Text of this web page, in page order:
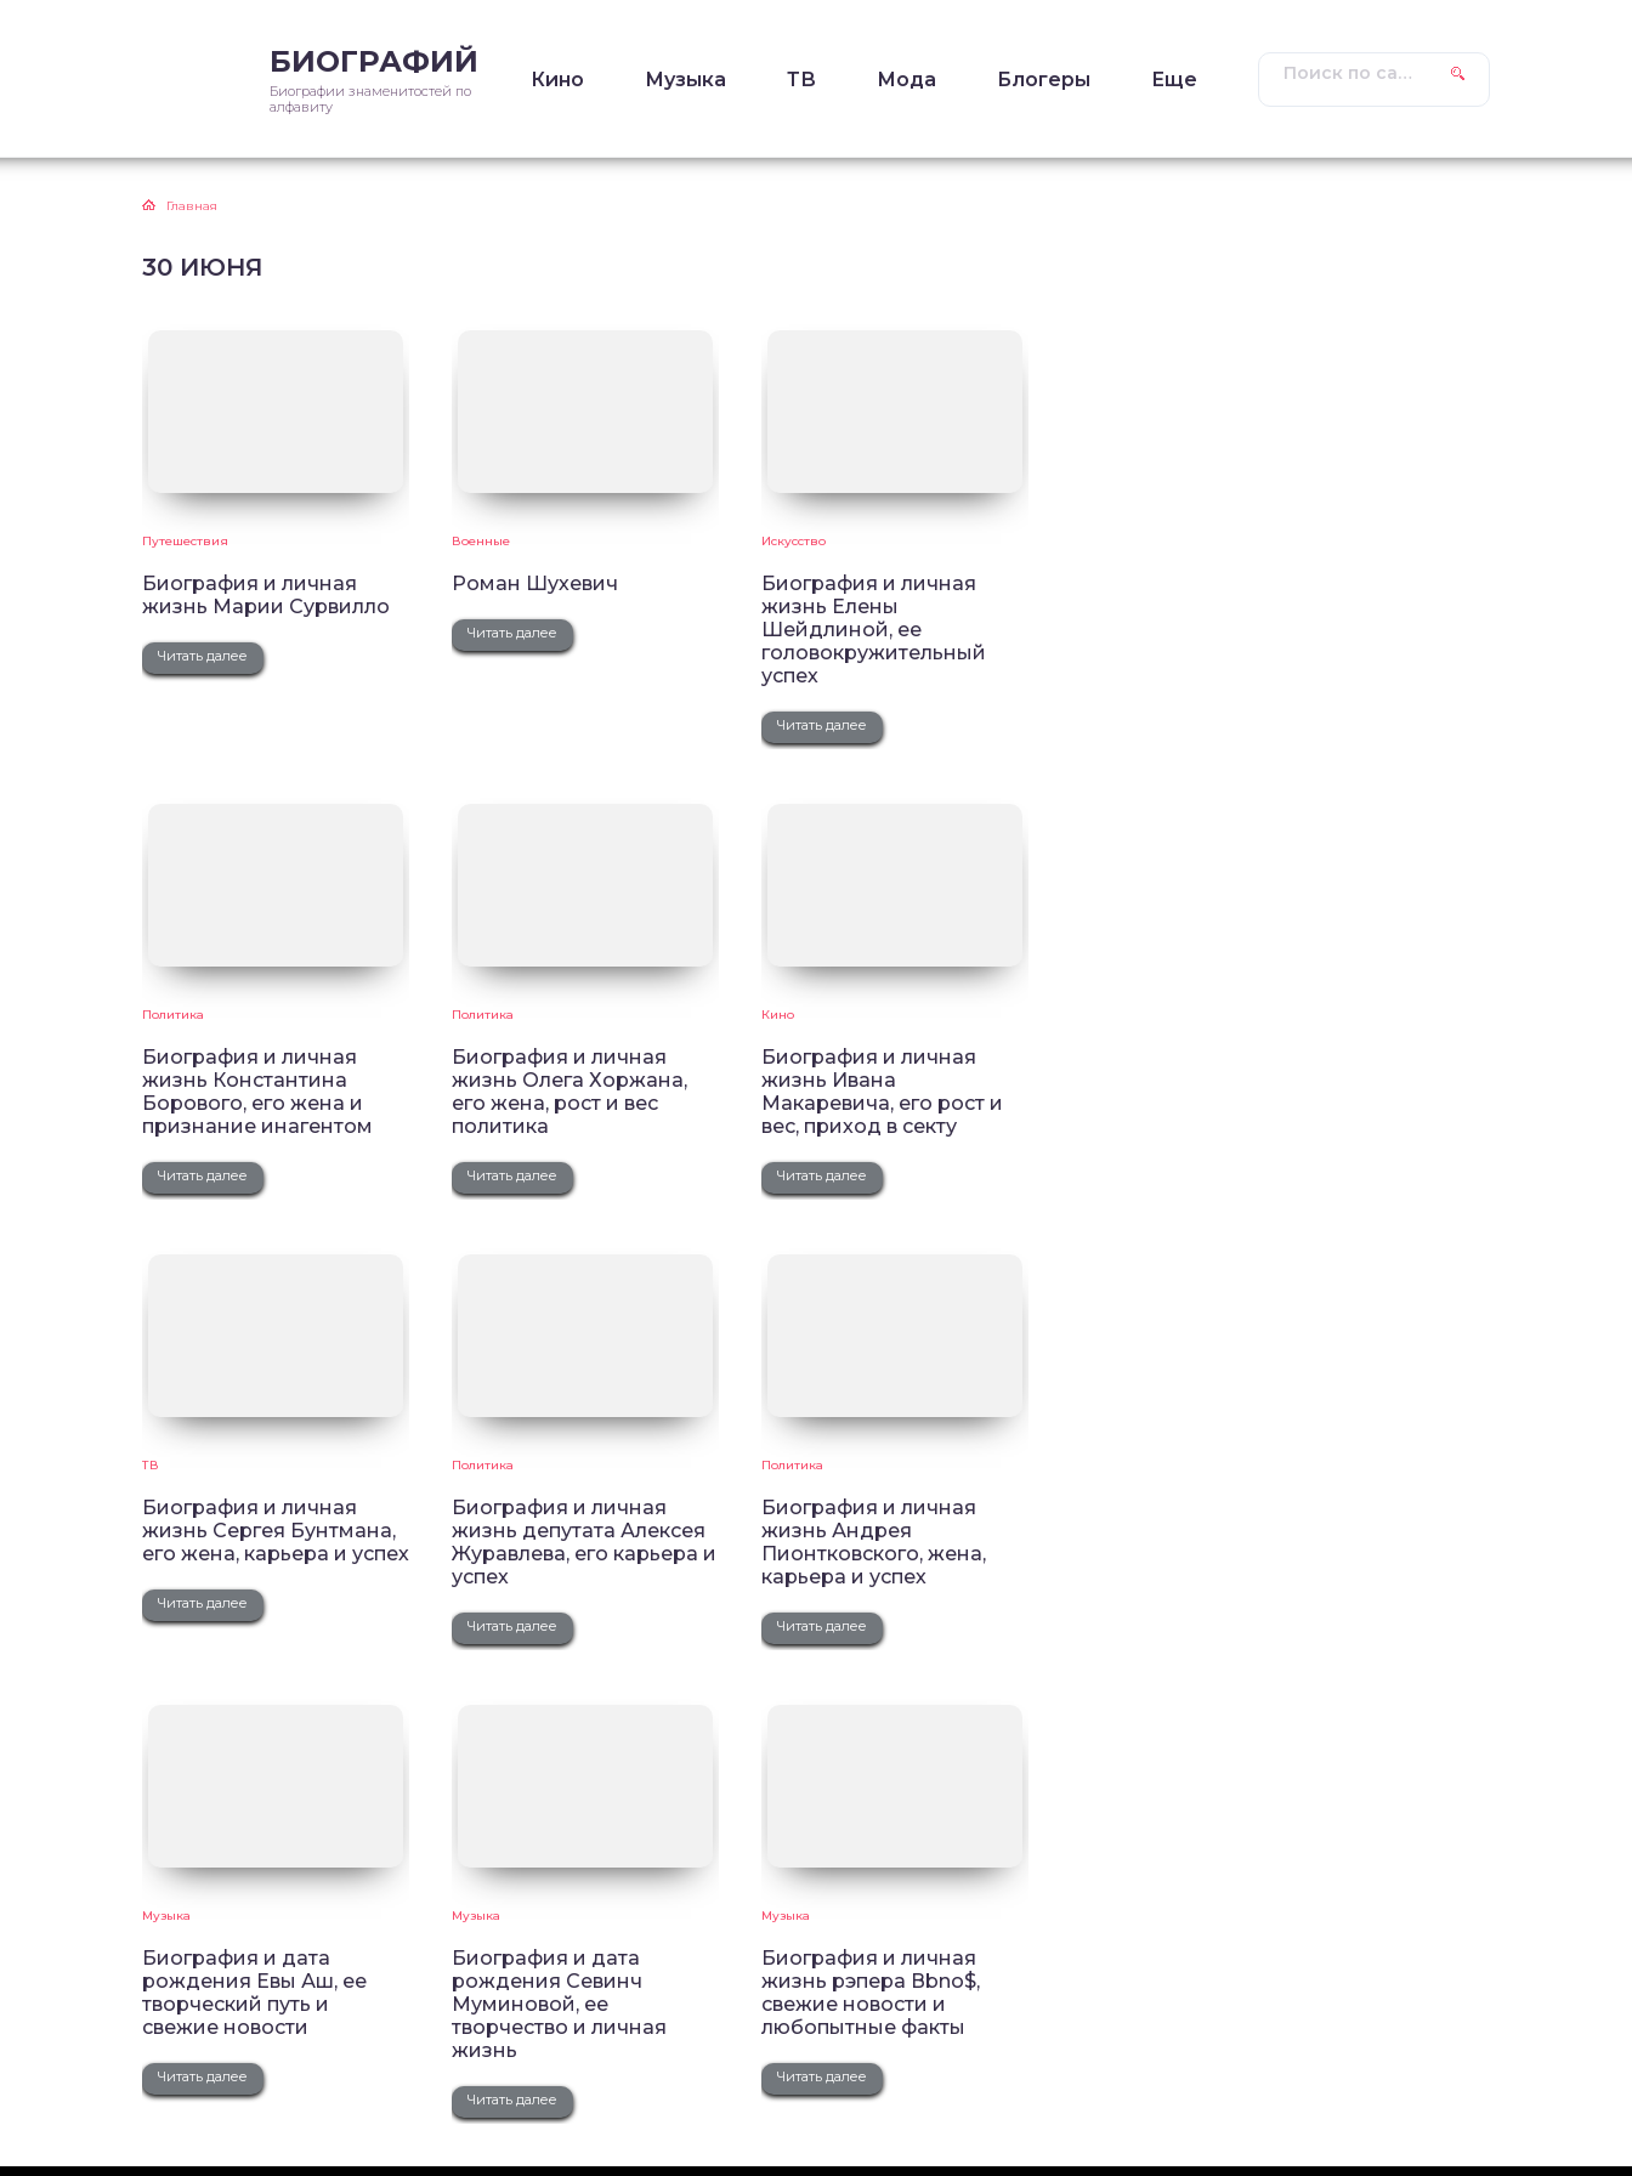
БИОГРАФИЙ
Биографии знаменитостей по
алфавиту
Кино Музыка ТВ Мода Блогеры Еще
Главная
30 ИЮНЯ
Путешествия
Биография и личная
жизнь Марии Сурвилло
Читать далее
Военные
Роман Шухевич
Читать далее
Искусство
Биография и личная
жизнь Елены
Шейдлиной, ее
головокружительный
успех
Читать далее
Политика
Биография и личная
жизнь Константина
Борового, его жена и
признание инагентом
Читать далее
Политика
Биография и личная
жизнь Олега Хоржана,
его жена, рост и вес
политика
Читать далее
Кино
Биография и личная
жизнь Ивана
Макаревича, его рост и
вес, приход в секту
Читать далее
ТВ
Биография и личная
жизнь Сергея Бунтмана,
его жена, карьера и успех
Читать далее
Политика
Биография и личная
жизнь депутата Алексея
Журавлева, его карьера и
успех
Читать далее
Политика
Биография и личная
жизнь Андрея
Пионтковского, жена,
карьера и успех
Читать далее
Музыка
Биография и дата
рождения Евы Аш, ее
творческий путь и
свежие новости
Читать далее
Музыка
Биография и дата
рождения Севинч
Муминовой, ее
творчество и личная
жизнь
Читать далее
Музыка
Биография и личная
жизнь рэпера Вbno$,
свежие новости и
любопытные факты
Читать далее